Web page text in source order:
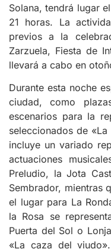
Solana, tendrá lugar
21 horas. La
previos a la
Zarzuela, Fiesta de
llevará a cabo en
Durante esta noche
ciudad, como
escenarios para la
seleccionados de
incluye un variado
actuaciones
Preludio, la Jota
Sembrador, mientras
el lugar para La
la Rosa se
Puerta del Sol o
«La caza del